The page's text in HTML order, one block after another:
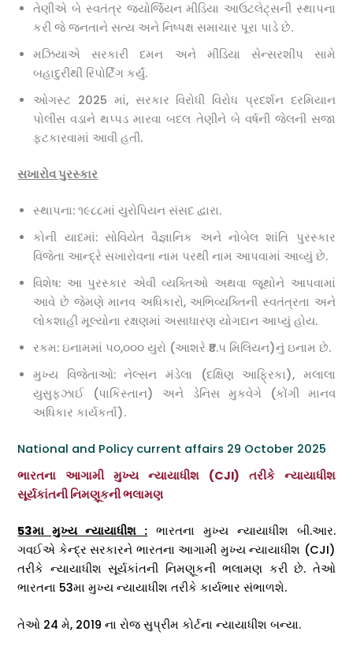
તેણીએ બે સ્વતંત્ર જ્યોર્જિયન મીડિયા આઉટલેટ્સની સ્થાપના
કરી જે જનતાને સત્ય અને નિષ્પક્ષ સમાચાર પૂરા પાડે છે.
મઝિયાએ સરકારી દમન અને મીડિયા સેન્સરશીપ સામે
બહાદુરીથી રિપોર્ટિંગ કર્યું.
ઓગસ્ટ 2025 માં, સરકાર વિરોધી વિરોધ પ્રદર્શન દરમિયાન
પોલીસ વડાને થપ્પડ મારવા બદલ તેણીને બે વર્ષની જેલની સજા
ફટકારવામાં આવી હતી.
સખારોવ પુરસ્કાર
સ્થાપના: ૧૯૮૮માં યુરોપિયન સંસદ દ્વારા.
કોની યાદમાં: સોવિયેત વૈજ્ઞાનિક અને નોબેલ શાંતિ પુરસ્કાર
વિજેતા આન્દ્રે સખારોવના નામ પરથી નામ આપવામાં આવ્યું છે.
વિશેષ: આ પુરસ્કાર એવી વ્યક્તિઓ અથવા જૂથોને આપવામાં
આવે છે જેમણે માનવ અધિકારો, અભિવ્યક્તિની સ્વતંત્રતા અને
લોકશાહી મૂલ્યોના રક્ષણમાં અસાધારણ યોગદાન આપ્યું હોય.
રકમ: ઇનામમાં ૫૦,૦૦૦ યુરો (આશરે ₹૪.૫ મિલિયન)નું ઇનામ છે.
મુખ્ય વિજેતાઓ: નેલ્સન મંડેલા (દક્ષિણ આફ્રિકા), મલાલા
યુસુફઝાઈ (પાકિસ્તાન) અને ડેનિસ મુકવેગે (કોંગી માનવ
અધિકાર કાર્યકર્તા).
National and Policy current affairs 29 October 2025
ભારતના આગામી મુખ્ય ન્યાયાધીશ (CJI) તરીકે ન્યાયાધીશ
સૂર્યકાંતની નિમણૂકની ભલામણ
53મા મુખ્ય ન્યાયાધીશ : ભારતના મુખ્ય ન્યાયાધીશ બી.આર.
ગવઈએ કેન્દ્ર સરકારને ભારતના આગામી મુખ્ય ન્યાયાધીશ (CJI)
તરીકે ન્યાયાધીશ સૂર્યકાંતની નિમણૂકની ભલામણ કરી છે. તેઓ
ભારતના 53મા મુખ્ય ન્યાયાધીશ તરીકે કાર્યભાર સંભાળશે.
તેઓ 24 મે, 2019 ના રોજ સુપ્રીમ કોર્ટના ન્યાયાધીશ બન્યા.